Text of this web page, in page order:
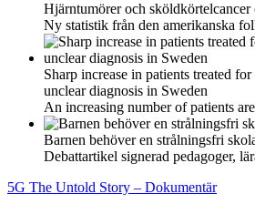
Hjärntumörer och
Ny statistik från den amerikanska
Sharp increase in patients treated
unclear diagnosis in Sweden
An increasing number of patients
Barnen behöver en strålningsfri
Debattartikel signerad pedagoger,
5G The Untold Story – Dokumentär